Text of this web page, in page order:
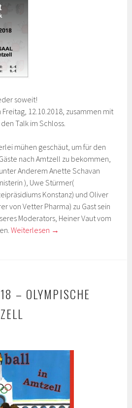
soweit!
12.10.2018, zusammen mit
Talk im Schloss.
mühen geschäut, um für den
nach Amtzell zu bekommen,
Anderem Anette Schavan
), Uwe Stürmer(
Konstanz) und Oliver
von Vetter Pharma) zu Gast sein
Moderators, Heiner Vaut vom
Weiterlesen →
– OLYMPISCHE